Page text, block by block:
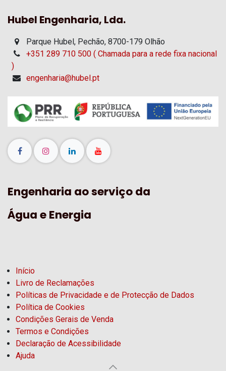
Hubel Engenharia, Lda.
Parque Hubel, Pechão, 8700-179 Olhão
+351 289 710 500 ( Chamada para a rede fixa nacional
)
engenharia@hubel.pt
Engenharia ao serviço da
Água e Energia
Início
Livro de Reclamações
Políticas de Privacidade e de Protecção de Dados
Política de Cookies
Condições Gerais de Venda
Termos e Condições
Declaração de Acessibilidade
Ajuda